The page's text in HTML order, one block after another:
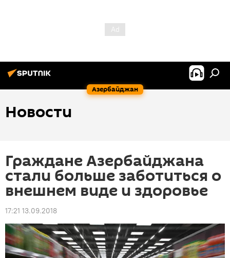
Азербайджан
Новости
Граждане Азербайджана
стали больше заботиться о
внешнем виде и здоровье
17:21 13.09.2018